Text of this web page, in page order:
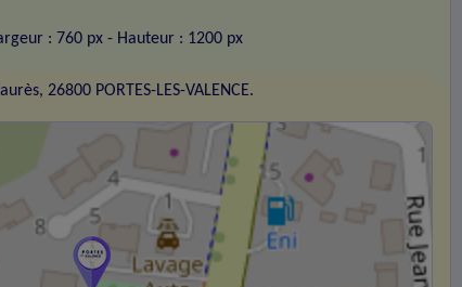
: 760 px - Hauteur : 1200 px
26800 PORTES-LES-VALENCE.